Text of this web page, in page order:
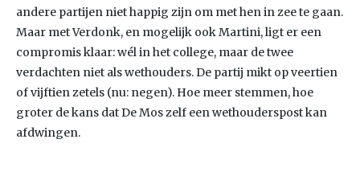
andere partijen niet happig zijn om met hen in zee te gaan.
Maar met Verdonk, en mogelijk ook Martini, ligt er een
compromis klaar: wél in het college, maar de twee
verdachten niet als wethouders. De partij mikt op veertien
of vijftien zetels (nu: negen). Hoe meer stemmen, hoe
groter de kans dat De Mos zelf een wethouderspost kan
afdwingen.